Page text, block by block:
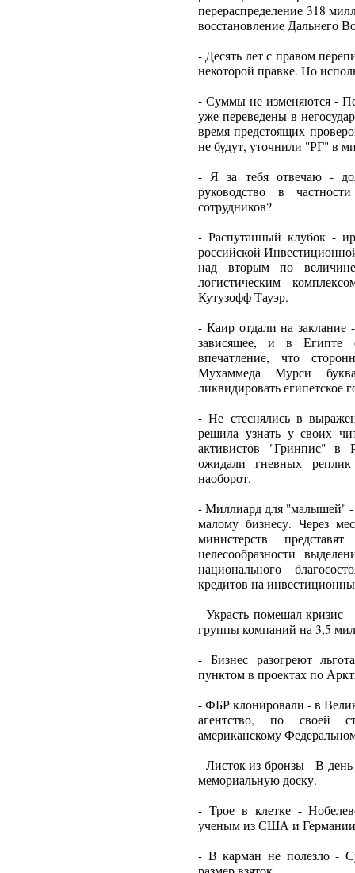
перераспределение 318
восстановление Дальнего
- Десять лет с правом
некоторой правке. Но
- Суммы не изменяются -
уже переведены в
время предстоящих
не будут, уточнили "РГ" в
- Я за тебя отвечаю -
руководство в
сотрудников?
- Распутанный клубок -
российской
над вторым по
логистическим
Кутузофф Тауэр.
- Каир отдали на заклание
зависящее, и в Египте
впечатление, что
Мухаммеда Мурси
ликвидировать египетское
- Не стеснялись в
решила узнать у своих
активистов "Гринпис" в
ожидали гневных
наоборот.
- Миллиард для "малышей" -
малому бизнесу. Через
министерств
целесообразности
национального
кредитов на
- Украсть помешал кризис
группы компаний на 3,5
- Бизнес разогреют
пунктом в проектах по
- ФБР клонировали - в
агентство, по своей
американскому
- Листок из бронзы - В
мемориальную доску.
- Трое в клетке -
ученым из США и
- В карман не полезло -